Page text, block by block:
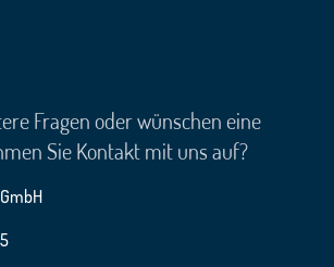
Fragen oder wünschen eine
Sie Kontakt mit uns auf?